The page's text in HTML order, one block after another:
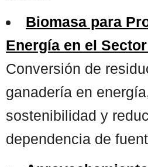
Biomasa para
Energía en el
Conversión de
ganadería en
sostenibilidad y
dependencia de